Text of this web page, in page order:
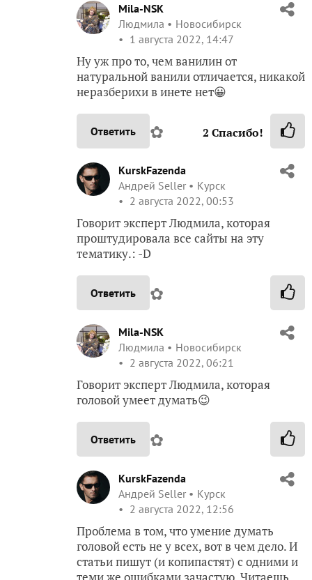
Mila-NSK
Людмила
Новосибирск
1 августа 2022, 14:47
Ну уж про то, чем ванилин от
натуральной ванили отличается, никакой
неразберихи в инете нет😀
Ответить ✿ 2 Спасибо!
KurskFazenda
Андрей Seller
Курск
2 августа 2022, 00:53
Говорит эксперт Людмила, которая
проштудировала все сайты на эту
тематику.: -D
Ответить ✿
Mila-NSK
Людмила
Новосибирск
2 августа 2022, 06:21
Говорит эксперт Людмила, которая
головой умеет думать😉
Ответить ✿
KurskFazenda
Андрей Seller
Курск
2 августа 2022, 12:56
Проблема в том, что умение думать
головой есть не у всех, вот в чем дело. И
статьи пишут (и копипастят) с одними и
теми же ошибками зачастую. Читаешь